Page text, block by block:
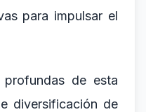
para impulsar el
de esta
diversificación de